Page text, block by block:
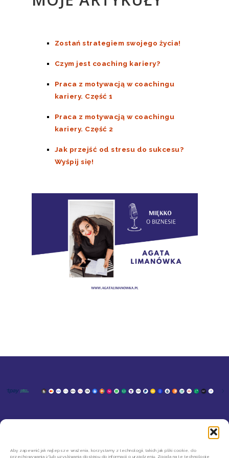
Aby zapewnić jak najlepsze wrażenia, korzystamy z technologii, takich jak pliki cookie, do
przechowywania i/lub uzyskiwania dostępu do informacji o urządzeniu. Zgoda na te technologie
Zostań strategiem swojego życia!
Czym jest coaching kariery?
Praca z motywacją w coachingu
kariery. Część 1
Praca z motywacją w coachingu
kariery. Część 2
Jak przejść od stresu do sukcesu?
Wyśpij się!
REGULAMIN SKLEPU